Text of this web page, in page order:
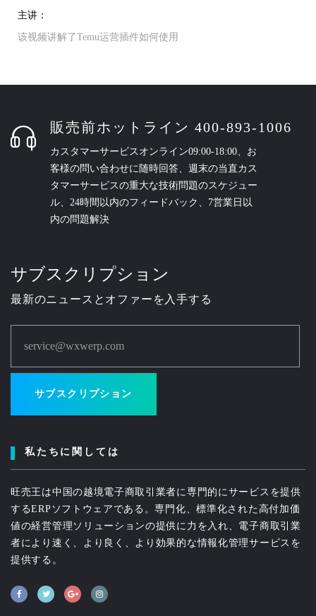
主讲：
该视频讲解了Temu运营插件如何使用
販売前ホットライン 400-893-1006
カスタマーサービスオンライン09:00-18:00、お
客様の問い合わせに随時回答、週末の当直カス
タマーサービスの重大な技術問題のスケジュー
ル、24時間以内のフィードバック、7営業日以
内の問題解決
サブスクリプション
最新のニュースとオファーを入手する
service@wxwerp.com
サブスクリプション
私たちに関しては
旺売王は中国の越境電子商取引業者に専門的にサービスを提供
するERPソフトウェアである。専門化、標準化された高付加価
値の経営管理ソリューションの提供に力を入れ、電子商取引業
者により速く、より良く、より効果的な情報化管理サービスを
提供する。